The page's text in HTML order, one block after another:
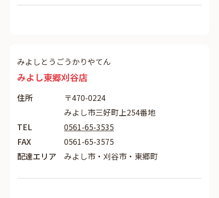
みよしとうごうかりやてん
みよし東郷刈谷店
住所
〒470-0224
みよし市三好町上254番地
TEL
0561-65-3535
FAX
0561-65-3575
配達エリア
みよし市・刈谷市・東郷町